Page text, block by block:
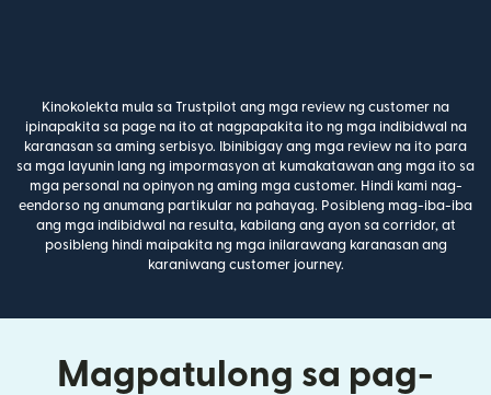
Kinokolekta mula sa Trustpilot ang mga review ng customer na
ipinapakita sa page na ito at nagpapakita ito ng mga indibidwal na
karanasan sa aming serbisyo. Ibinibigay ang mga review na ito para
sa mga layunin lang ng impormasyon at kumakatawan ang mga ito sa
mga personal na opinyon ng aming mga customer. Hindi kami nag-
eendorso ng anumang partikular na pahayag. Posibleng mag-iba-iba
ang mga indibidwal na resulta, kabilang ang ayon sa corridor, at
posibleng hindi maipakita ng mga inilarawang karanasan ang
karaniwang customer journey.
Magpatulong sa pag-